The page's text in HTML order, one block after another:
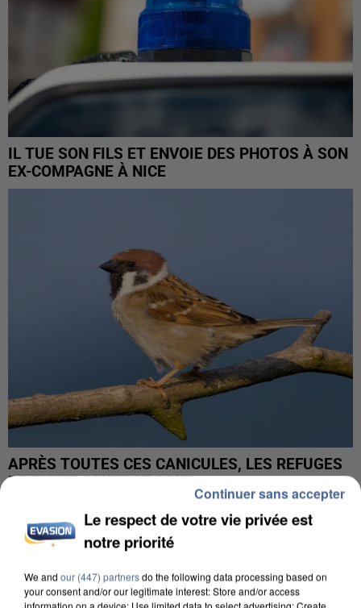
IL TUE SON FILS ET ENVOIE DES PHOTOS À SON
EX-COMPAGNE À NICE
APRÈS TOUTES CES CANICULES, LES REFUGES
DE FAUNE SAUVAGE SONT...
Le respect de votre vie privée est
notre priorité
We and our (447) partnersdo the following data processing based on
your consent and/or our legitimate interest: Store and/or access
information on a device; Use limited data to select advertising; Create
Continuer sans accepter